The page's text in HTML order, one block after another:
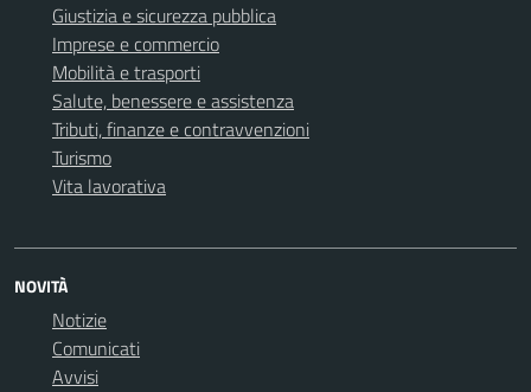
Giustizia e sicurezza pubblica
Imprese e commercio
Mobilità e trasporti
Salute, benessere e assistenza
Tributi, finanze e contravvenzioni
Turismo
Vita lavorativa
NOVITÀ
Notizie
Comunicati
Avvisi